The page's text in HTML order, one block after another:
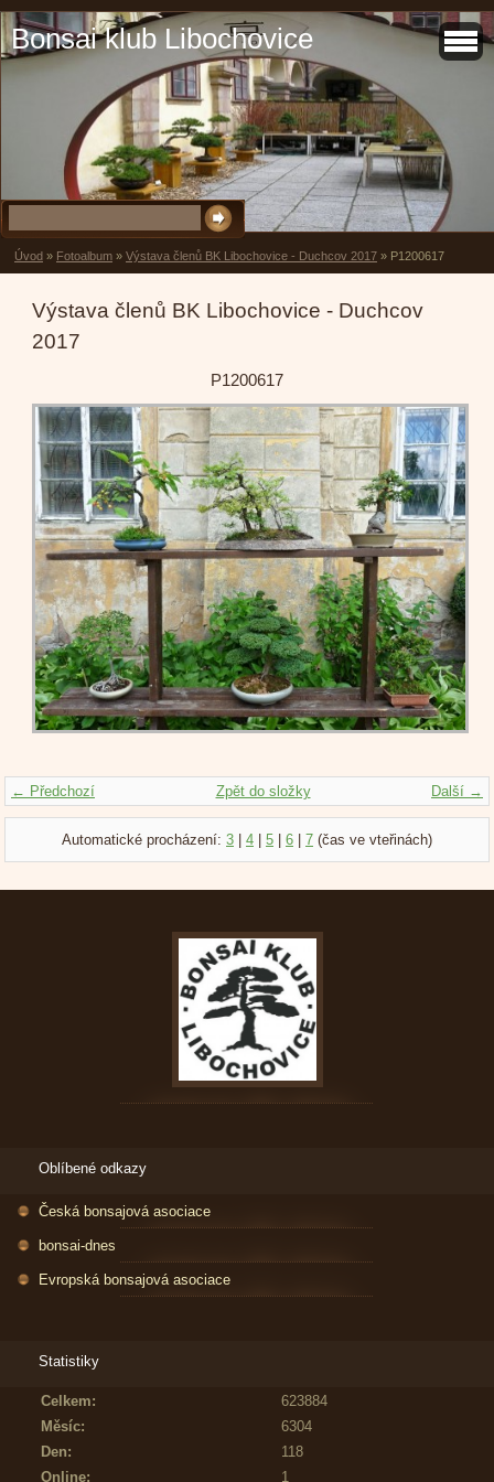
Bonsai klub Libochovice
Úvod » Fotoalbum » Výstava členů BK Libochovice - Duchcov 2017 » P1200617
Výstava členů BK Libochovice - Duchcov
2017
P1200617
← Předchozí Další →
Zpět do složky
Automatické procházení: 3 | 4 | 5 | 6 | 7 (čas ve vteřinách)
Oblíbené odkazy
Česká bonsajová asociace
bonsai-dnes
Evropská bonsajová asociace
Statistiky
Online: 1
Celkem:
623884
Měsíc:
6304
Den:
118